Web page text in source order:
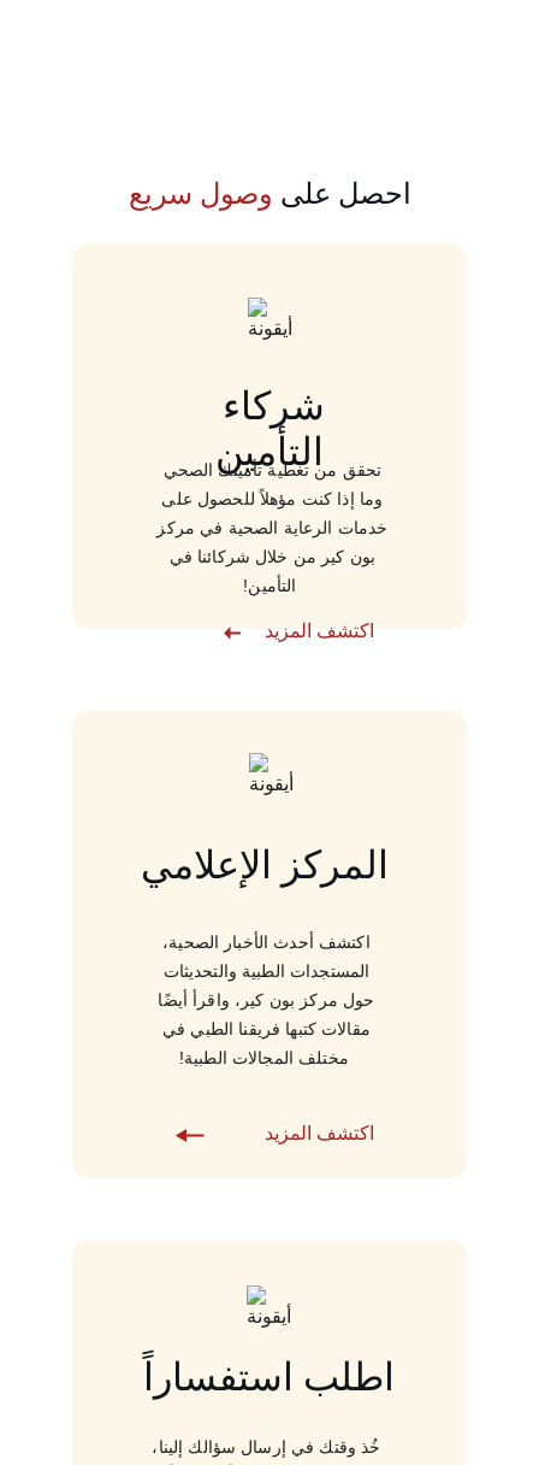
شركاء
التأمين
المركز الإعلامي
اطلب استفساراً
اكتشف المزيد
اكتشف المزيد
تحقق من تغطية تأمينك الصحي
وما إذا كنت مؤهلاً للحصول على
خدمات الرعاية الصحية في مركز
بون كير من خلال شركائنا في
التأمين!
اكتشف أحدث الأخبار الصحية،
المستجدات الطبية والتحديثات
حول مركز بون كير، واقرأ أيضًا
مقالات كتبها فريقنا الطبي في
مختلف المجالات الطبية!
خُذ وقتك في إرسال سؤالك إلينا،
احصل على وصول سريع